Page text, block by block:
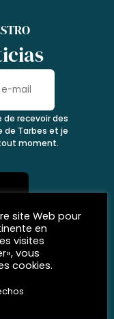
recevoir des
de Tarbes et je
moment.
site Web pour
en
visites
vous
cookies.